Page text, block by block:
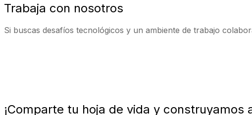
Trabaja con nosotros
Si buscas desafíos tecnológicos y un ambiente de trabajo
¡Comparte tu hoja de vida y construyamos